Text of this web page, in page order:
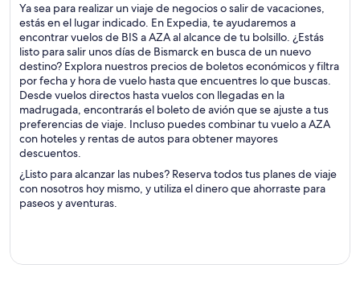
Ya sea para realizar un viaje de negocios o salir de vacaciones,
estás en el lugar indicado. En Expedia, te ayudaremos a
encontrar vuelos de BIS a AZA al alcance de tu bolsillo. ¿Estás
listo para salir unos días de Bismarck en busca de un nuevo
destino? Explora nuestros precios de boletos económicos y filtra
por fecha y hora de vuelo hasta que encuentres lo que buscas.
Desde vuelos directos hasta vuelos con llegadas en la
madrugada, encontrarás el boleto de avión que se ajuste a tus
preferencias de viaje. Incluso puedes combinar tu vuelo a AZA
con hoteles y rentas de autos para obtener mayores
descuentos.
¿Listo para alcanzar las nubes? Reserva todos tus planes de viaje
con nosotros hoy mismo, y utiliza el dinero que ahorraste para
paseos y aventuras.